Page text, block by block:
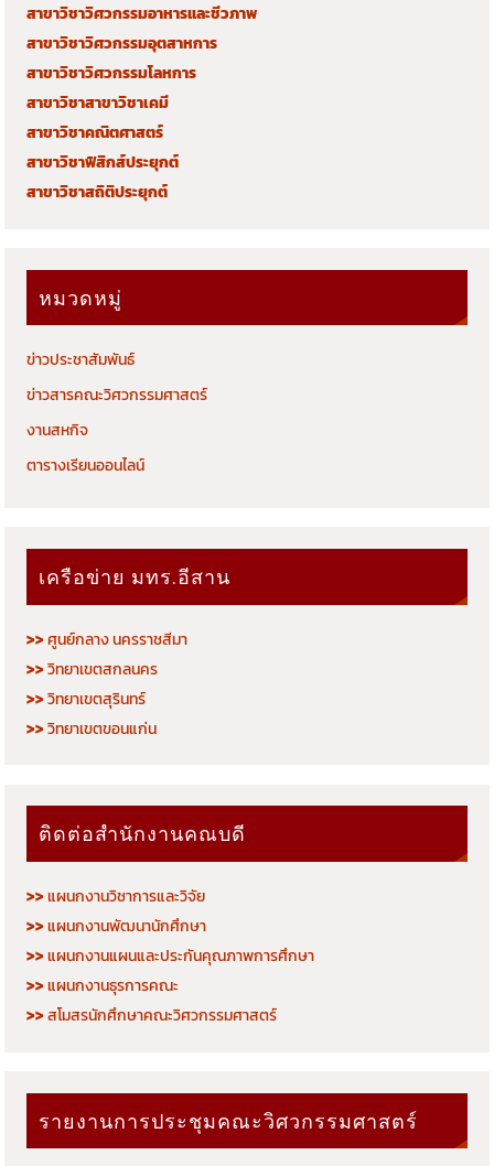
สาขาวิชาวิศวกรรมอาหารและชีวภาพ
สาขาวิชาวิศวกรรมอุตสาหการ
สาขาวิชาวิศวกรรมโลหการ
สาขาวิชาสาขาวิชาเคมี
สาขาวิชาคณิตศาสตร์
สาขาวิชาฟิสิกส์ประยุกต์
สาขาวิชาสถิติประยุกต์
หมวดหมู่
ข่าวประชาสัมพันธ์
ข่าวสารคณะวิศวกรรมศาสตร์
งานสหกิจ
ตารางเรียนออนไลน์
เครือข่าย มทร.อีสาน
>>ศูนย์กลาง นครราชสีมา
>>วิทยาเขตสกลนคร
>>วิทยาเขตสุรินทร์
>>วิทยาเขตขอนแก่น
ติดต่อสำนักงานคณบดี
>>แผนกงานวิชาการและวิจัย
>>แผนกงานพัฒนานักศึกษา
>>แผนกงานแผนและประกันคุณภาพการศึกษา
>>แผนกงานธุรการคณะ
>>สโมสรนักศึกษาคณะวิศวกรรมศาสตร์
รายงานการประชุมคณะวิศวกรรมศาสตร์